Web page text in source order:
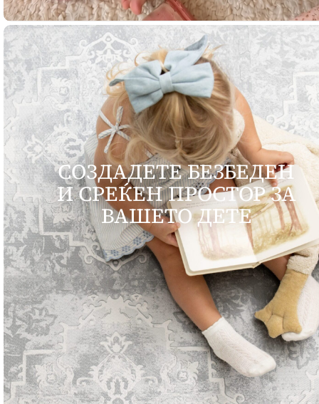
СОЗДАДЕТЕ БЕЗБЕДЕН
И СРЕЌЕН ПРОСТОР ЗА
ВАШЕТО ДЕТЕ